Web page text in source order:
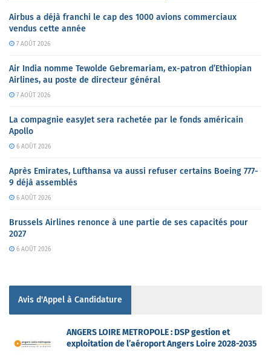
Airbus a déjà franchi le cap des 1000 avions commerciaux
vendus cette année
7 AOÛT 2026
Air India nomme Tewolde Gebremariam, ex-patron d’Ethiopian
Airlines, au poste de directeur général
7 AOÛT 2026
La compagnie easyJet sera rachetée par le fonds américain
Apollo
6 AOÛT 2026
Après Emirates, Lufthansa va aussi refuser certains Boeing 777-
9 déjà assemblés
6 AOÛT 2026
Brussels Airlines renonce à une partie de ses capacités pour
2027
6 AOÛT 2026
Avis d'Appel à Candidature
ANGERS LOIRE METROPOLE : DSP gestion et
exploitation de l’aéroport Angers Loire 2028-2035